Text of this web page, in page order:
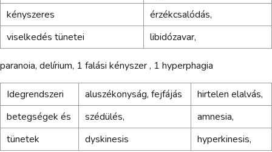
kényszeres
érzékcsalódás,
viselkedés tünetei
libidózavar,
paranoia, delírium, 1 falási kényszer , 1 hyperphagia
Idegrendszeri aluszékonyság, fejfájás
hirtelen elalvás,
betegségek és
szédülés,
amnesia,
tünetek
dyskinesis hyperkinesis,